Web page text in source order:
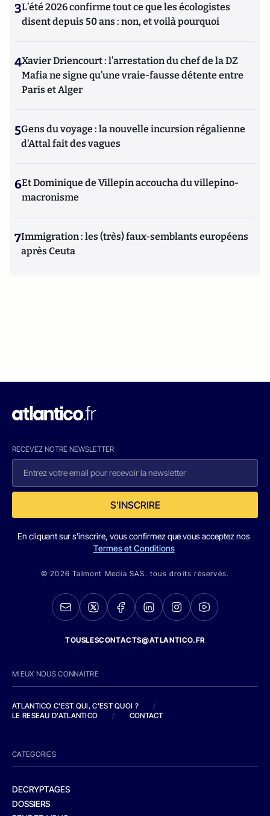
3L’été 2026 confirme tout ce que les écologistes
disent depuis 50 ans : non, et voilà pourquoi
4Xavier Driencourt : l’arrestation du chef de la DZ
Mafia ne signe qu’une vraie-fausse détente entre
Paris et Alger
5Gens du voyage : la nouvelle incursion régalienne
d'Attal fait des vagues
6Et Dominique de Villepin accoucha du villepino-
macronisme
7Immigration : les (très) faux-semblants européens
après Ceuta
RECEVEZ NOTRE NEWSLETTER
S'INSCRIRE
En cliquant sur s'inscrire, vous confirmez que vous acceptez nos
Termes et Conditions
© 2026 Talmont Media SAS. tous droits réservés.
TOUSLESCONTACTS@ATLANTICO.FR
MIEUX NOUS CONNAITRE
ATLANTICO C'EST QUI, C'EST QUOI ?
/
LE RESEAU D'ATLANTICO
/ CONTACT
CATEGORIES
DECRYPTAGES
DOSSIERS